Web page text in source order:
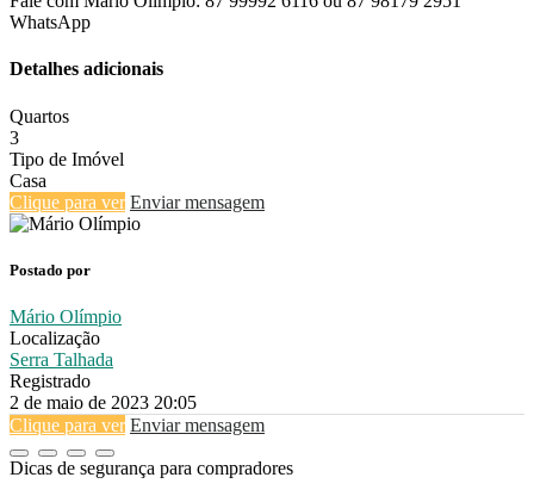
WhatsApp
Detalhes adicionais
Quartos
3
Tipo de Imóvel
Casa
Clique para ver Enviar mensagem
Postado por
Mário Olímpio
Localização
Serra Talhada
Registrado
2 de maio de 2023 20:05
Clique para ver Enviar mensagem
Dicas de segurança para compradores